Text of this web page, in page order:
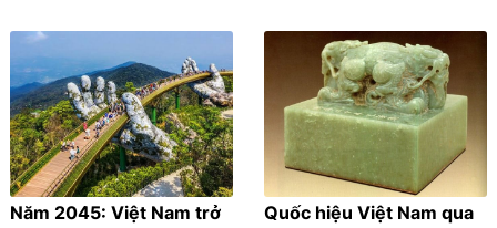
Năm 2045: Việt Nam trở
Quốc hiệu Việt Nam qua